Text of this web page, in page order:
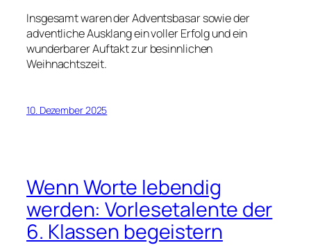
Insgesamt waren der Adventsbasar sowie der
adventliche Ausklang ein voller Erfolg und ein
wunderbarer Auftakt zur besinnlichen
Weihnachtszeit.
10. Dezember 2025
Wenn Worte lebendig
werden: Vorlesetalente der
6. Klassen begeistern